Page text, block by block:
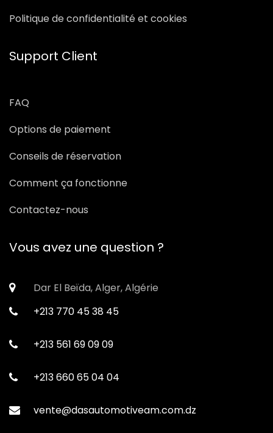
Politique de confidentialité et cookies
Support Client
FAQ
Options de paiement
Conseils de réservation
Comment ça fonctionne
Contactez-nous
Vous avez une question ?
Dar El Beïda, Alger, Algérie
+213 770 45 38 45
+213 561 69 09 09
+213 660 65 04 04
vente@dasautomotiveam.com.dz